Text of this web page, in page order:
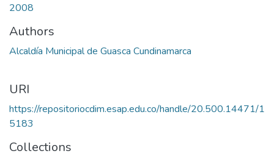
2008
Authors
Alcaldía Municipal de Guasca Cundinamarca
URI
https://repositoriocdim.esap.edu.co/handle/20.500.14471/1
5183
Collections